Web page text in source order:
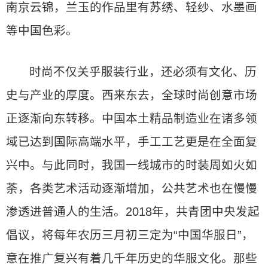
南京云锦，兰玉的作品里有苏绣、轻纱、水墨画
等中国色彩。
时尚不仅关乎服装行业，还必须有文化、历
史与产业的厚度。西来东去，全球时尚创意市场
正逐渐向东转移。中国本土精品制造业在诸多领
域已达到国际高端水平，手工工艺更是在全面复
兴中。与此同时，我国一线城市的时装周如火如
荼，各类艺术活动逐渐增加，公共艺术也在慢慢
渗透进普通人的生活。2018年，共青团中央发起
倡议，将每年农历三月初三定为“中国华服日”，
意在推广复兴有着几千年历史的华服文化。那些